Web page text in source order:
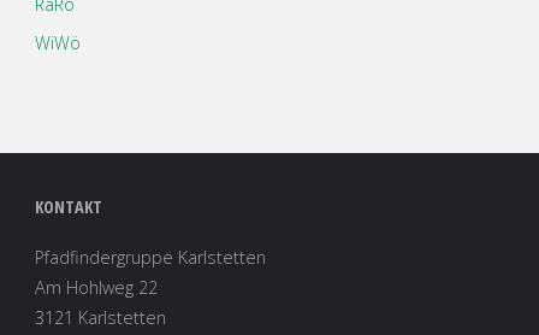
WiWö
KONTAKT
Pfadfindergruppe Karlstetten
Am Hohlweg 22
3121 Karlstetten